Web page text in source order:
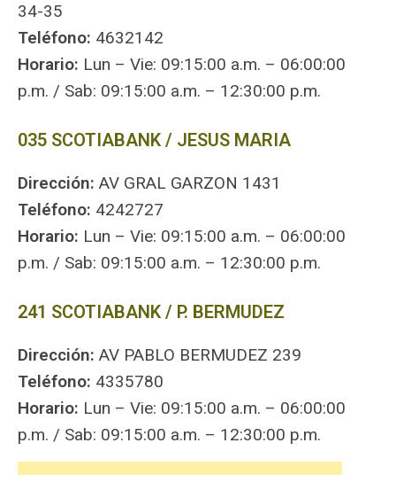
34-35
Teléfono: 4632142
Horario: Lun – Vie: 09:15:00 a.m. – 06:00:00
p.m. / Sab: 09:15:00 a.m. – 12:30:00 p.m.
035 SCOTIABANK / JESUS MARIA
Dirección: AV GRAL GARZON 1431
Teléfono: 4242727
Horario: Lun – Vie: 09:15:00 a.m. – 06:00:00
p.m. / Sab: 09:15:00 a.m. – 12:30:00 p.m.
241 SCOTIABANK / P. BERMUDEZ
Dirección: AV PABLO BERMUDEZ 239
Teléfono: 4335780
Horario: Lun – Vie: 09:15:00 a.m. – 06:00:00
p.m. / Sab: 09:15:00 a.m. – 12:30:00 p.m.